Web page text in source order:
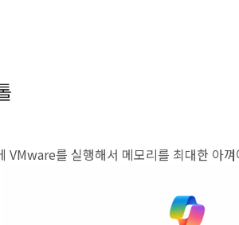
VMware를 실행해서 메모리를 최대한 아